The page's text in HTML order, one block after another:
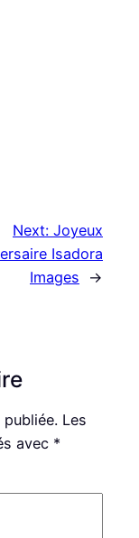
Next: Joyeux
Isadora
Images
→
Les
avec *